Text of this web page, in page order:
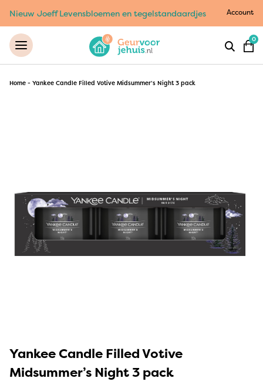
Nieuw Joeff Levensbloemen en tegelstandaardjes Account
0
Home - Yankee Candle Filled Votive Midsummer’s Night 3 pack
Yankee Candle Filled Votive
Midsummer’s Night 3 pack